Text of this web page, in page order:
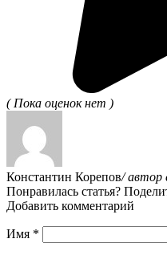
( Пока оценок нет )
Константин Корепов/ автор
Понравилась статья?
Добавить комментарий
Имя *